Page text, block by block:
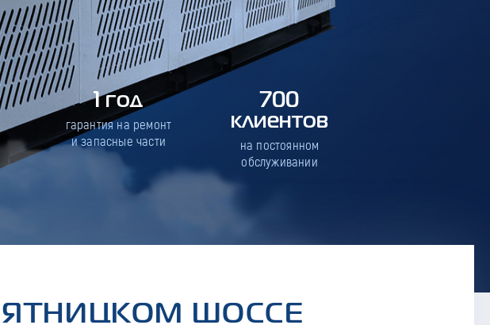
1 год
гарантия на ремонт
и запасные части
700
клиентов
на постоянном
обслуживании
ШОССЕ